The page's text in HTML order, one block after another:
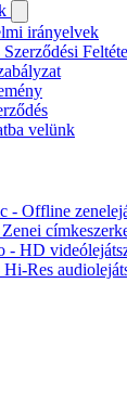
irányelvek
velünk
- Offline
- HD
Res